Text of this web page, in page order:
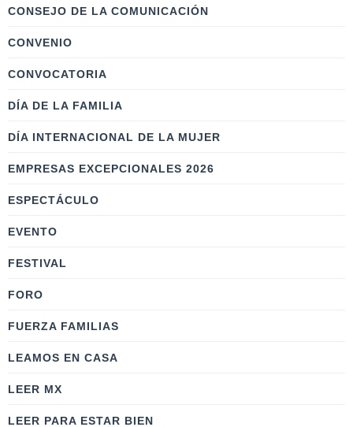
CONSEJO DE LA COMUNICACIÓN
CONVENIO
CONVOCATORIA
DÍA DE LA FAMILIA
DÍA INTERNACIONAL DE LA MUJER
EMPRESAS EXCEPCIONALES 2026
ESPECTÁCULO
EVENTO
FESTIVAL
FORO
FUERZA FAMILIAS
LEAMOS EN CASA
LEER MX
LEER PARA ESTAR BIEN